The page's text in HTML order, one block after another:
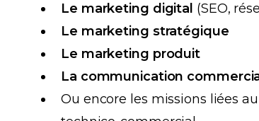
Le marketing digital (SEO,
Le marketing stratégique
Le marketing produit
La communication
Ou encore les missions liées au